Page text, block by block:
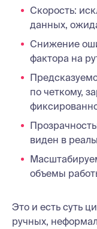
Скорость:
данных,
Снижение
фактора на
по четкому,
виден в
объемы
Это и есть суть
ручных,